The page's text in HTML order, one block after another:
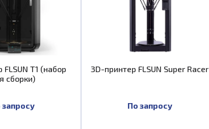
FLSUN T1 (набор
сборки)
запросу
3D-принтер FLSUN Super Racer
По запросу